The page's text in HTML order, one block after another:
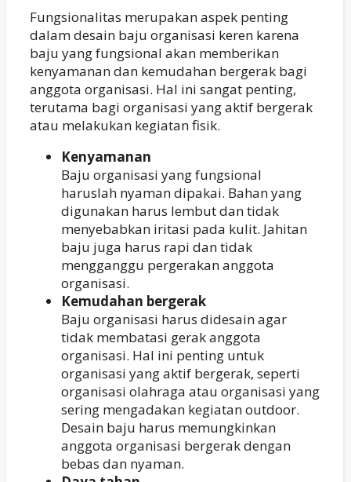
Fungsionalitas merupakan aspek penting
dalam desain baju organisasi keren karena
baju yang fungsional akan memberikan
kenyamanan dan kemudahan bergerak bagi
anggota organisasi. Hal ini sangat penting,
terutama bagi organisasi yang aktif bergerak
atau melakukan kegiatan fisik.
Kenyamanan
Baju organisasi yang fungsional
haruslah nyaman dipakai. Bahan yang
digunakan harus lembut dan tidak
menyebabkan iritasi pada kulit. Jahitan
baju juga harus rapi dan tidak
mengganggu pergerakan anggota
organisasi.
Kemudahan bergerak
Baju organisasi harus didesain agar
tidak membatasi gerak anggota
organisasi. Hal ini penting untuk
organisasi yang aktif bergerak, seperti
organisasi olahraga atau organisasi yang
sering mengadakan kegiatan outdoor.
Desain baju harus memungkinkan
anggota organisasi bergerak dengan
bebas dan nyaman.